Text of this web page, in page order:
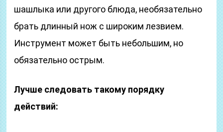
шашлыка или другого блюда, необязательно
брать длинный нож с широким лезвием.
Инструмент может быть небольшим, но
обязательно острым.
Лучше следовать такому порядку
действий: